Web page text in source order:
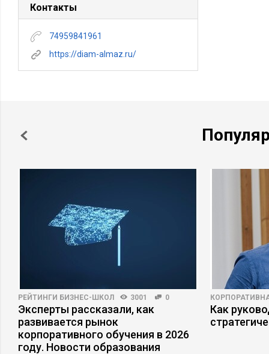
Контакты
74959841961
https://diam-almaz.ru/
РЕЙТИНГИ БИЗНЕС-ШКОЛ 3001 0
Эксперты рассказали, как
развивается рынок
корпоративного обучения в 2026
году. Новости образования
Как